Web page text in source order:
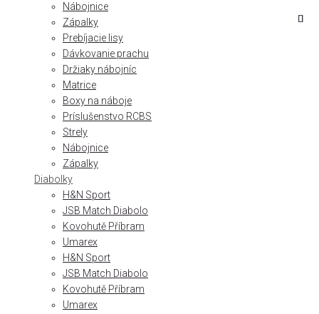
Nábojnice
Zápalky
Prebíjacie lisy
Dávkovanie prachu
Držiaky nábojníc
Matrice
Boxy na náboje
Príslušenstvo RCBS
Strely
Nábojnice
Zápalky
Diabolky
H&N Sport
JSB Match Diabolo
Kovohutě Příbram
Umarex
H&N Sport
JSB Match Diabolo
Kovohutě Příbram
Umarex